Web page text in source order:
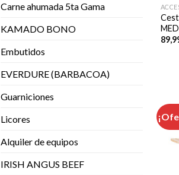
Carne ahumada 5ta Gama
KAMADO BONO
Embutidos
EVERDURE (BARBACOA)
Guarniciones
Licores
Alquiler de equipos
IRISH ANGUS BEEF